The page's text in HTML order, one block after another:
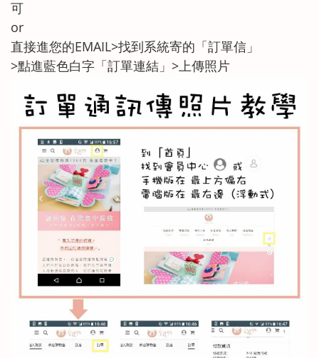
可
or
直接進您的EMAIL>找到系統寄的「訂單信」
>點進藍色白字「訂單連結」>上傳照片